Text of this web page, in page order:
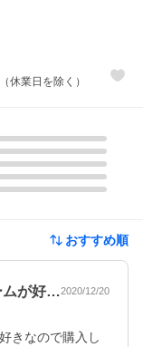
休業日を除く）
おすすめ順
ムが好…2020/12/20
きなので購入し